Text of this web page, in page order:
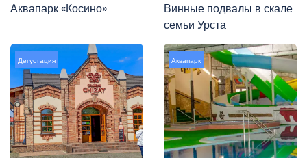
Аквапарк «Косино»
Винные подвалы в скале
семьи Урста
Дегустация Аквапарк